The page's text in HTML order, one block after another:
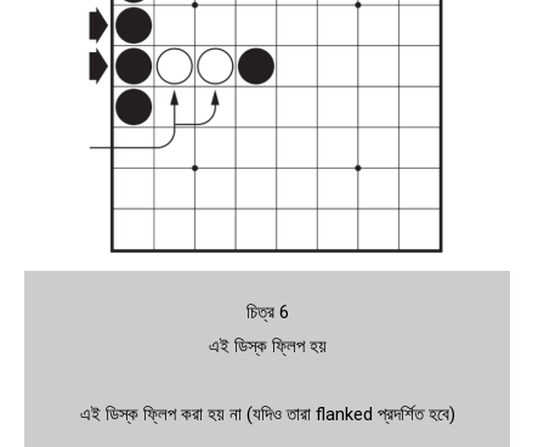
চিত্র 6
এই ডিস্ক ফ্লিপ হয়
এই ডিস্ক ফ্লিপ করা হয় না (যদিও তারা flanked প্রদর্শিত হবে)